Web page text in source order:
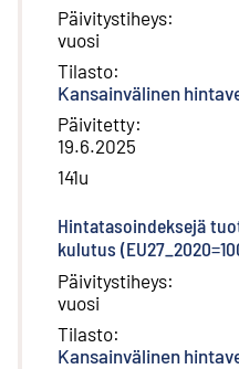
Päivitystiheys:
vuosi
Tilasto:
Kansainvälinen
Päivitetty:
19.6.2025
141u
Hintatasoindeksejä
kulutus
Päivitystiheys:
vuosi
Tilasto:
Kansainvälinen